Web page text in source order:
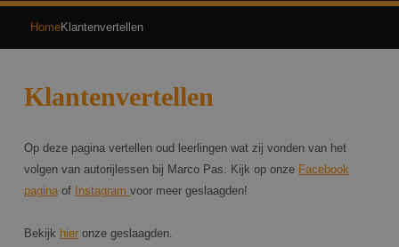
AUTOMAAT
REVIEWS
OVER ONS
NIEUWS
CONTACT
INSCHRIJVEN
HomeKlantenvertellen
Klantenvertellen
Op deze pagina vertellen oud leerlingen wat zij vonden van het
volgen van autorijlessen bij Marco Pas. Kijk op onze Facebook
pagina of Instagram voor meer geslaagden!
Bekijk hier onze geslaagden.